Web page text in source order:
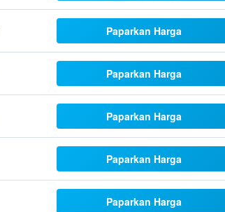
Paparkan Harga
Paparkan Harga
Paparkan Harga
Paparkan Harga
Paparkan Harga